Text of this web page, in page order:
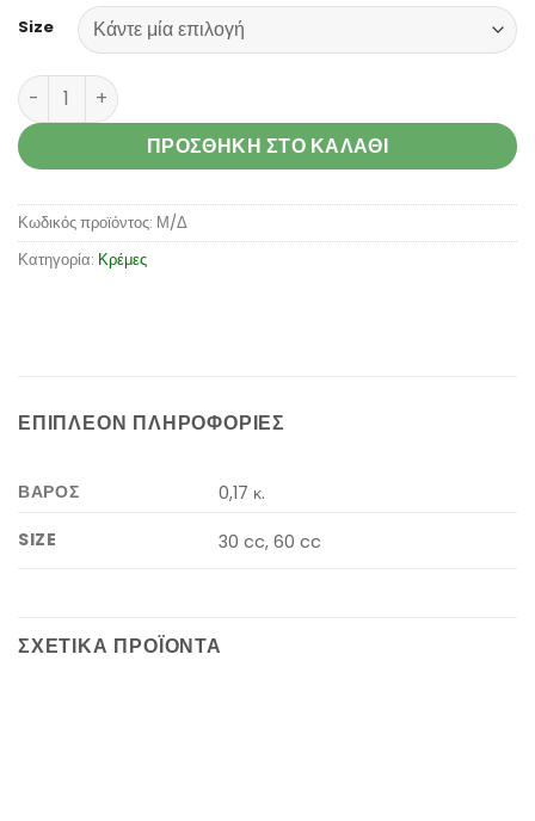
Size
Happy lips ποσότητα
ΠΡΟΣΘΉΚΗ ΣΤΟ ΚΑΛΆΘΙ
Κωδικός προϊόντος: Μ/Δ
Κατηγορία: Κρέμες
ΕΠΙΠΛΈΟΝ ΠΛΗΡΟΦΟΡΊΕΣ
ΒΆΡΟΣ
0,17 κ.
SIZE
30 cc, 60 cc
ΣΧΕΤΙΚΆ ΠΡΟΪΌΝΤΑ